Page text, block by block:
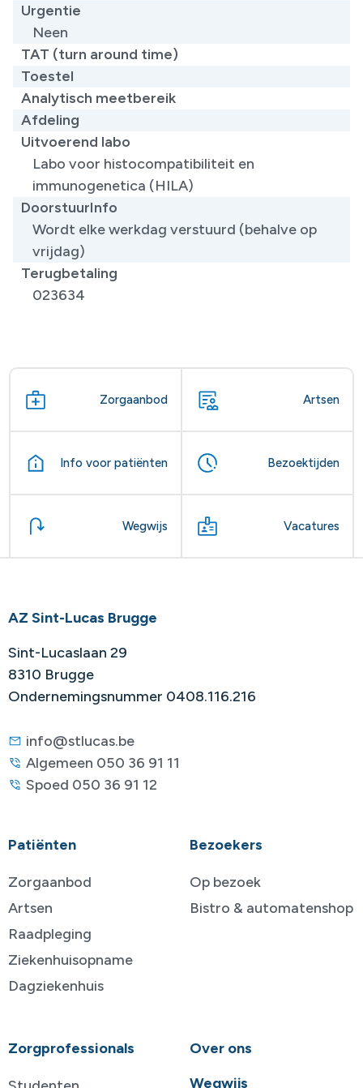
Urgentie
Neen
TAT (turn around time)
Toestel
Analytisch meetbereik
Afdeling
Uitvoerend labo
Labo voor histocompatibiliteit en
immunogenetica (HILA)
DoorstuurInfo
Wordt elke werkdag verstuurd (behalve op
vrijdag)
Terugbetaling
023634
Zorgaanbod Artsen
Info voor patiënten Bezoektijden
Wegwijs Vacatures
AZ Sint-Lucas Brugge
Sint-Lucaslaan 29
8310 Brugge
Ondernemingsnummer 0408.116.216
info@stlucas.be
Algemeen 050 36 91 11
Spoed 050 36 91 12
Patiënten
Zorgaanbod
Artsen
Raadpleging
Ziekenhuisopname
Dagziekenhuis
Bezoekers
Op bezoek
Bistro & automatenshop
Zorgprofessionals
Over ons
Wegwijs